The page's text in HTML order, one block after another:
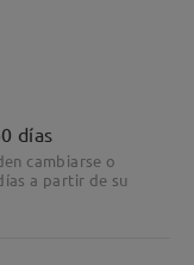
días
cambiarse o
a partir de su